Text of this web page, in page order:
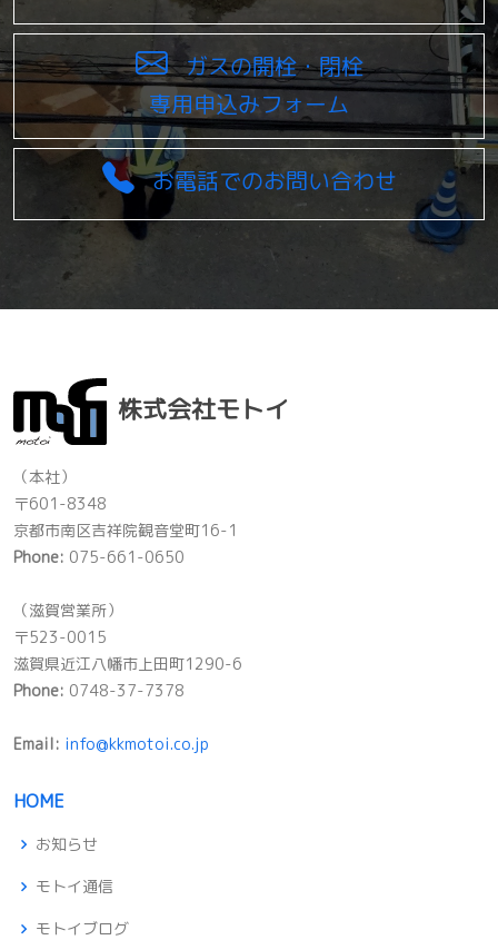
ガスの開栓・閉栓
専用申込みフォーム
お電話でのお問い合わせ
株式会社モトイ
（本社）
〒601-8348
京都市南区吉祥院観音堂町16-1
Phone: 075-661-0650
（滋賀営業所）
〒523-0015
滋賀県近江八幡市上田町1290-6
Phone: 0748-37-7378
Email: info@kkmotoi.co.jp
HOME
お知らせ
モトイ通信
モトイブログ